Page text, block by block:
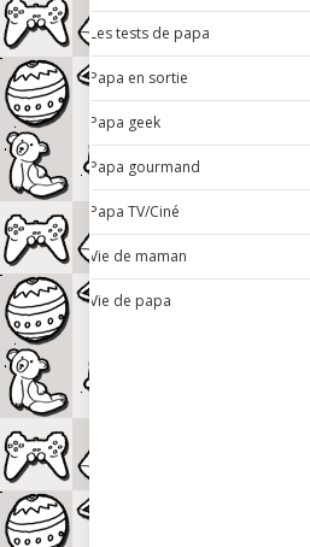
Les tests de papa
Papa en sortie
Papa geek
Papa gourmand
Papa TV/Ciné
Vie de maman
Vie de papa